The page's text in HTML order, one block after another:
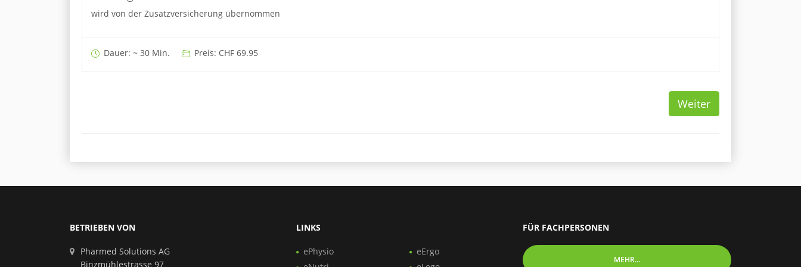
wird von der Zusatzversicherung übernommen
Dauer: ~ 30 Min. Preis: CHF 69.95
Weiter
BETRIEBEN VON
Pharmed Solutions AG
Binzmühlestrasse 97
LINKS
ePhysio
eErgo
FÜR FACHPERSONEN
MEHR...